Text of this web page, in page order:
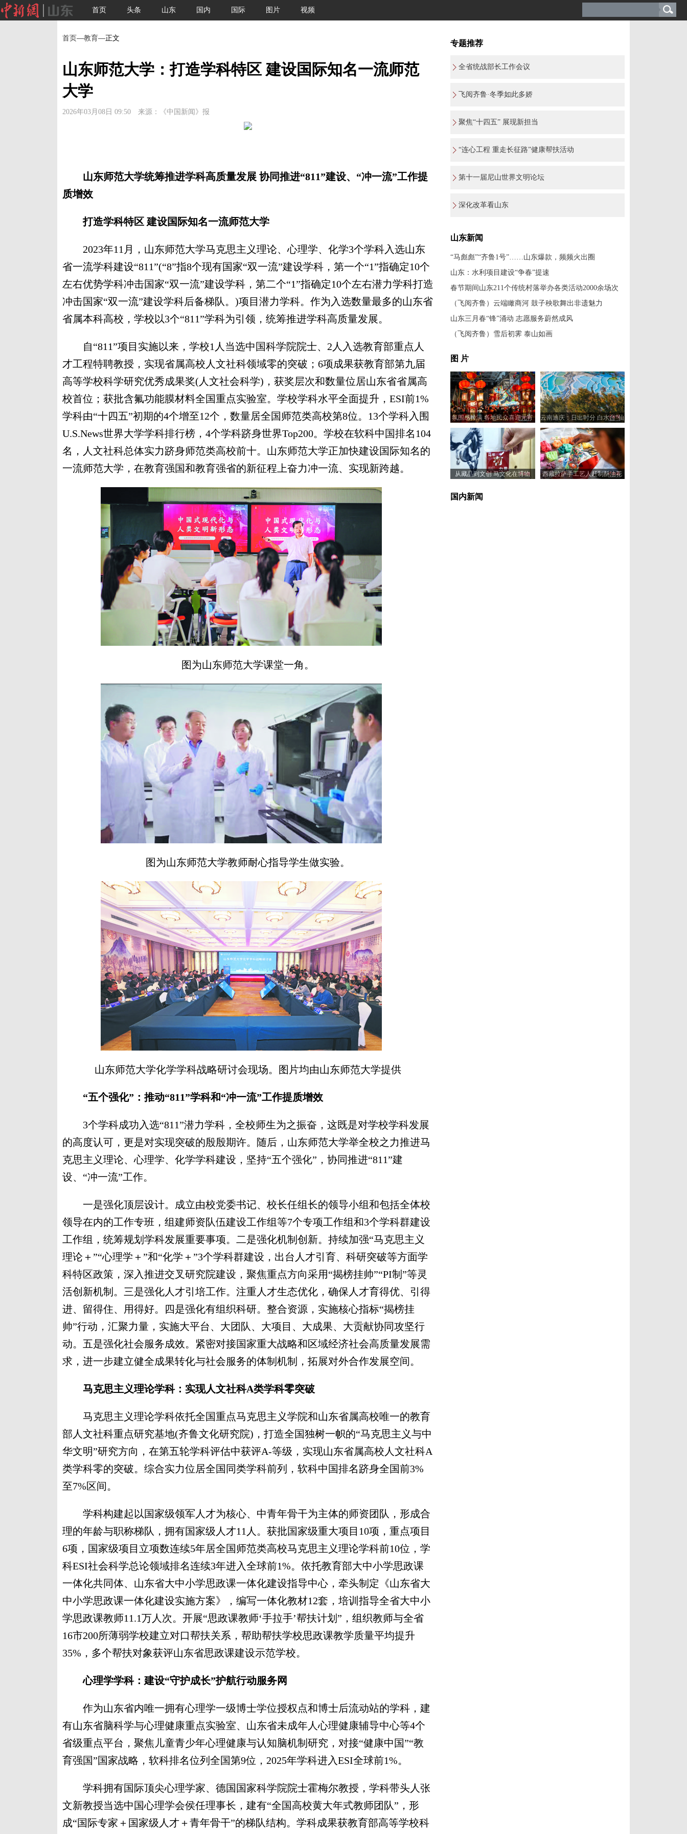
首页 头条 山东 国内 国际 图片 视频
首页—教育—正文
山东师范大学：打造学科特区 建设国际知名一流师范
大学
2026年03月08日 09:50 来源：《中国新闻》报
山东师范大学统筹推进学科高质量发展 协同推进“811”建设、“冲一流”工作提
质增效
打造学科特区 建设国际知名一流师范大学
2023年11月，山东师范大学马克思主义理论、心理学、化学3个学科入选山东
省一流学科建设“811”(“8”指8个现有国家“双一流”建设学科，第一个“1”指确定10个
左右优势学科冲击国家“双一流”建设学科，第二个“1”指确定10个左右潜力学科打造
冲击国家“双一流”建设学科后备梯队。)项目潜力学科。作为入选数量最多的山东省
省属本科高校，学校以3个“811”学科为引领，统筹推进学科高质量发展。
自“811”项目实施以来，学校1人当选中国科学院院士、2人入选教育部重点人
才工程特聘教授，实现省属高校人文社科领域零的突破；6项成果获教育部第九届
高等学校科学研究优秀成果奖(人文社会科学)，获奖层次和数量位居山东省省属高
校首位；获批含氟功能膜材料全国重点实验室。学校学科水平全面提升，ESI前1%
学科由“十四五”初期的4个增至12个，数量居全国师范类高校第8位。13个学科入围
U.S.News世界大学学科排行榜，4个学科跻身世界Top200。学校在软科中国排名104
名，人文社科总体实力跻身师范类高校前十。山东师范大学正加快建设国际知名的
一流师范大学，在教育强国和教育强省的新征程上奋力冲一流、实现新跨越。
图为山东师范大学课堂一角。
图为山东师范大学教师耐心指导学生做实验。
山东师范大学化学学科战略研讨会现场。图片均由山东师范大学提供
“五个强化”：推动“811”学科和“冲一流”工作提质增效
3个学科成功入选“811”潜力学科，全校师生为之振奋，这既是对学校学科发展
的高度认可，更是对实现突破的殷殷期许。随后，山东师范大学举全校之力推进马
克思主义理论、心理学、化学学科建设，坚持“五个强化”，协同推进“811”建
设、“冲一流”工作。
一是强化顶层设计。成立由校党委书记、校长任组长的领导小组和包括全体校
领导在内的工作专班，组建师资队伍建设工作组等7个专项工作组和3个学科群建设
工作组，统筹规划学科发展重要事项。二是强化机制创新。持续加强“马克思主义
理论＋”“心理学＋”和“化学＋”3个学科群建设，出台人才引育、科研突破等方面学
科特区政策，深入推进交叉研究院建设，聚焦重点方向采用“揭榜挂帅”“PI制”等灵
活创新机制。三是强化人才引培工作。注重人才生态优化，确保人才育得优、引得
进、留得住、用得好。四是强化有组织科研。整合资源，实施核心指标“揭榜挂
帅”行动，汇聚力量，实施大平台、大团队、大项目、大成果、大贡献协同攻坚行
动。五是强化社会服务成效。紧密对接国家重大战略和区域经济社会高质量发展需
求，进一步建立健全成果转化与社会服务的体制机制，拓展对外合作发展空间。
马克思主义理论学科：实现人文社科A类学科零突破
马克思主义理论学科依托全国重点马克思主义学院和山东省属高校唯一的教育
部人文社科重点研究基地(齐鲁文化研究院)，打造全国独树一帜的“马克思主义与中
华文明”研究方向，在第五轮学科评估中获评A-等级，实现山东省属高校人文社科A
类学科零的突破。综合实力位居全国同类学科前列，软科中国排名跻身全国前3%
至7%区间。
学科构建起以国家级领军人才为核心、中青年骨干为主体的师资团队，形成合
理的年龄与职称梯队，拥有国家级人才11人。获批国家级重大项目10项，重点项目
6项，国家级项目立项数连续5年居全国师范类高校马克思主义理论学科前10位，学
科ESI社会科学总论领域排名连续3年进入全球前1%。依托教育部大中小学思政课
一体化共同体、山东省大中小学思政课一体化建设指导中心，牵头制定《山东省大
中小学思政课一体化建设实施方案》，编写一体化教材12套，培训指导全省大中小
学思政课教师11.1万人次。开展“思政课教师‘手拉手’帮扶计划”，组织教师与全省
16市200所薄弱学校建立对口帮扶关系，帮助帮扶学校思政课教学质量平均提升
35%，多个帮扶对象获评山东省思政课建设示范学校。
心理学学科：建设“守护成长”护航行动服务网
作为山东省内唯一拥有心理学一级博士学位授权点和博士后流动站的学科，建
有山东省脑科学与心理健康重点实验室、山东省未成年人心理健康辅导中心等4个
省级重点平台，聚焦儿童青少年心理健康与认知脑机制研究，对接“健康中国”“教
育强国”国家战略，软科排名位列全国第9位，2025年学科进入ESI全球前1%。
学科拥有国际顶尖心理学家、德国国家科学院院士霍梅尔教授，学科带头人张
文新教授当选中国心理学会侯任理事长，建有“全国高校黄大年式教师团队”，形
成“国际专家＋国家级人才＋青年骨干”的梯队结构。学科成果获教育部高等学校科
专题推荐
全省统战部长工作会议
飞阅齐鲁·冬季如此多娇
聚焦“十四五” 展现新担当
“连心工程 重走长征路”健康帮扶活动
第十一届尼山世界文明论坛
深化改革看山东
山东新闻
“马彪彪”“齐鲁1号”……山东爆款，频频火出圈
山东：水利项目建设“争春”提速
春节期间山东211个传统村落举办各类活动2000余场次
（飞阅齐鲁）云端瞰商河 鼓子秧歌舞出非遗魅力
山东三月春“锋”涌动 志愿服务蔚然成风
（飞阅齐鲁）雪后初霁 泰山如画
图 片
氛围感拉满 各地民众喜迎元宵
佳节
云南迪庆：日出时分 白水台“仙
人遗田”染金边
从藏品到文创 马文化在博物
西藏拉萨手工艺人赶制酥油花
国内新闻